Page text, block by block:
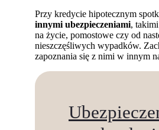
Przy kredycie hipotecznym
innymi ubezpieczeniami,
na życie, pomostowe czy od
nieszczęśliwych wypadków.
zapoznania się z nimi w innym